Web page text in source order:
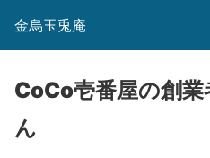
金烏玉兎庵
CoCo壱番屋の創業
ん